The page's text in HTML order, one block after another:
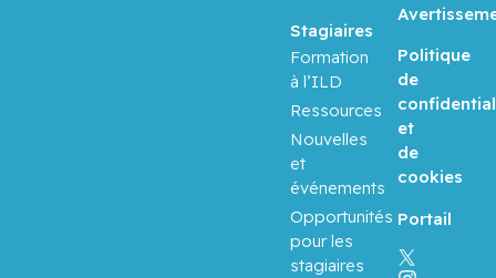
Stagiaires
Formation
à l’ILD
Ressources
Nouvelles
et
événements
Opportunités
pour les
stagiaires
Politique
de
et
de
cookies
Portail